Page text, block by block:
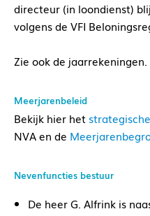
directeur (in loondienst)
volgens de VFI
Zie ook de jaarrekeningen.
Meerjarenbeleid
Bekijk hier het
NVA en de
Nevenfuncties bestuur
De heer G. Alfrink is